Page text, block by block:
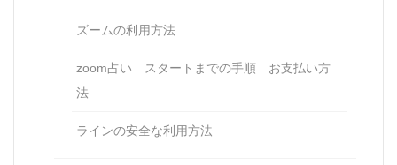
ズームの利用方法
zoom占い スタートまでの手順 お支払い方
法
ラインの安全な利用方法